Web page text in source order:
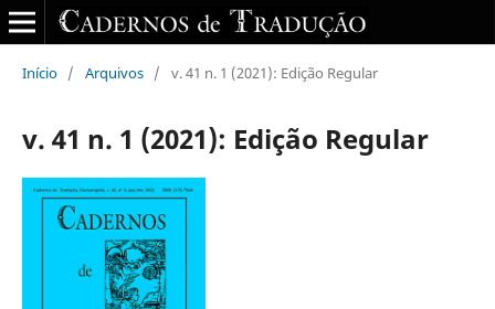
Início / Arquivos / v. 41 n. 1 (2021): Edição Regular
v. 41 n. 1 (2021): Edição Regular